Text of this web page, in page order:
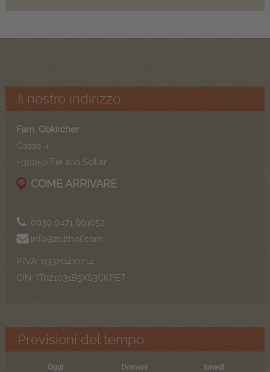
Il nostro indirizzo
Fam. Obkircher
Gasse 4
I-39050 Fiè allo Sciliar
COME ARRIVARE
0039 0471 601052
info@zolthof.com
P.IVA: 03320410214
CIN: IT021031B5XS3CKPET
Previsioni del tempo
Oggi Domani lunedì